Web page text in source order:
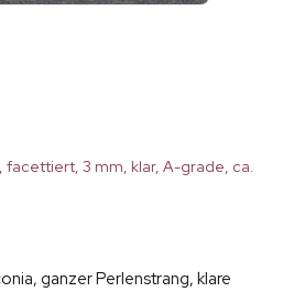
facettiert, 3 mm, klar, A-grade, ca.
ganzer Perlenstrang, klare